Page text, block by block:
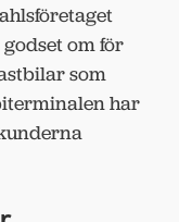
godset om för
som
har